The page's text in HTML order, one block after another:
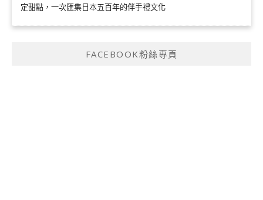
定甜點，一次匯集日本五百年的伴手禮文化
FACEBOOK粉絲專頁